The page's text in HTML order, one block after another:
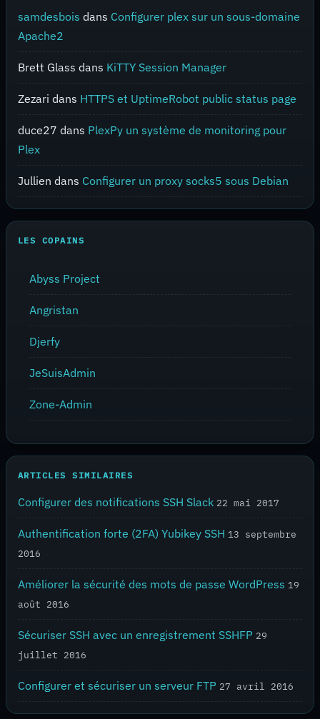
samdesbois dans Configurer plex sur un sous-domaine
Apache2
Brett Glass dans KiTTY Session Manager
Zezari dans HTTPS et UptimeRobot public status page
duce27 dans PlexPy un système de monitoring pour
Plex
Jullien dans Configurer un proxy socks5 sous Debian
LES COPAINS
Abyss Project
Angristan
Djerfy
JeSuisAdmin
Zone-Admin
ARTICLES SIMILAIRES
Configurer des notifications SSH Slack 22 mai 2017
Authentification forte (2FA) Yubikey SSH 13 septembre
2016
Améliorer la sécurité des mots de passe WordPress 19
août 2016
Sécuriser SSH avec un enregistrement SSHFP 29
juillet 2016
Configurer et sécuriser un serveur FTP 27 avril 2016